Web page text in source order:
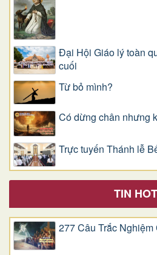
Đại Hội Giáo lý toàn
cuối
Từ bỏ mình?
Có dừng chân nhưng
Trực tuyến Thánh lễ
TIN HOT
277 Câu Trắc Nghiệm